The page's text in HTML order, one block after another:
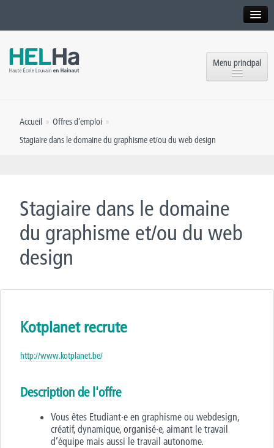
Formation continue et Recherche
Presse
Menu principal
Accueil » Offres d’emploi »
Stagiaire dans le domaine du graphisme et/ou du web design
Stagiaire dans le domaine
du graphisme et/ou du web
design
Kotplanet recrute
http://www.kotplanet.be/
Description de l'offre
Vous êtes Etudiant·e en graphisme ou webdesign,
créatif, dynamique, organisé·e, aimant le travail
d’équipe mais aussi le travail autonome.